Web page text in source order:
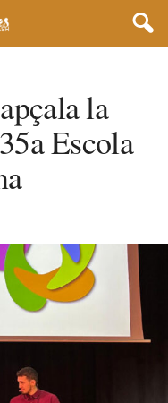
la
Escola